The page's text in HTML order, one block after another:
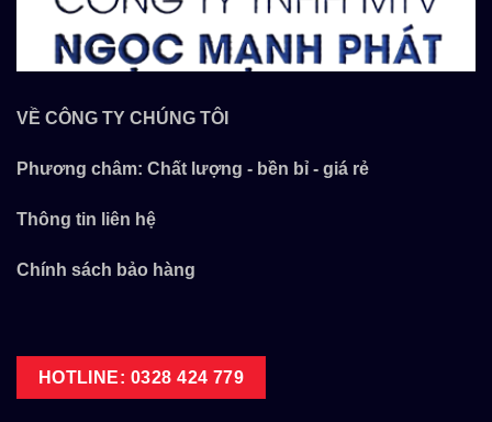
VỀ CÔNG TY CHÚNG TÔI
Phương châm: Chất lượng - bền bỉ - giá rẻ
Thông tin liên hệ
Chính sách bảo hàng
HOTLINE: 0328 424 779